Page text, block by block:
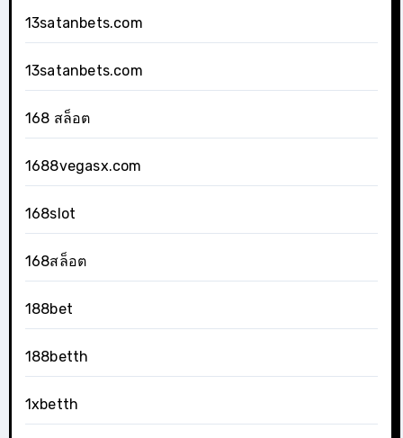
13satanbets.com
13satanbets.com
168 สล็อต
1688vegasx.com
168slot
168สล็อต
188bet
188betth
1xbetth